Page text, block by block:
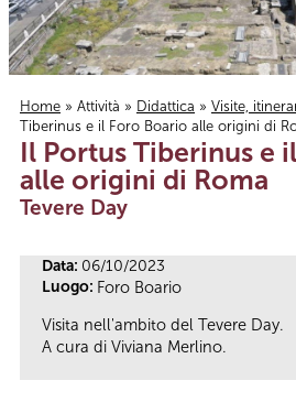
Tu sei qui
Home » Attività » Didattica » Visite,
Tiberinus e il Foro Boario alle origini di
Il Portus Tiberinus e
alle origini di Roma
Tevere Day
Data: 06/10/2023
Luogo: Foro Boario
Visita nell'ambito del Tevere Day.
A cura di Viviana Merlino.